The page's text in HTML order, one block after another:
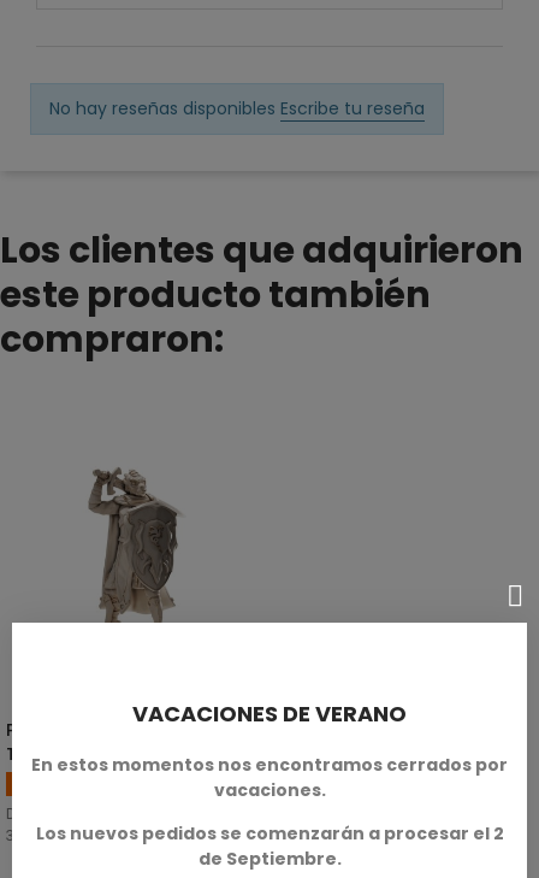
No hay reseñas disponibles Escribe tu reseña
Los clientes que adquirieron
este producto también
compraron:
Paladín Dragonborn -
Tanshanae
Disponible en escalas de 28mm y
32mm
VACACIONES DE VERANO
En estos momentos nos encontramos cerrados por
vacaciones.
Los nuevos pedidos se comenzarán a procesar el 2
de Septiembre.